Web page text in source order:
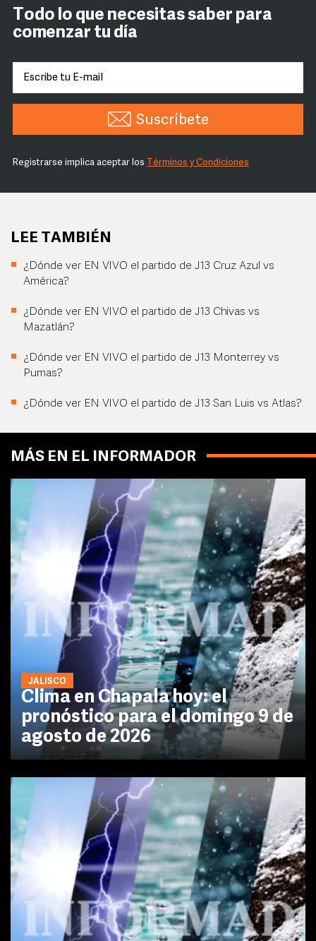
Todo lo que necesitas saber para
comenzar tu día
Suscríbete
Registrarse implica aceptar los Términos y Condiciones
LEE TAMBIÉN
¿Dónde ver EN VIVO el partido de J13 Cruz Azul vs
América?
¿Dónde ver EN VIVO el partido de J13 Chivas vs
Mazatlán?
¿Dónde ver EN VIVO el partido de J13 Monterrey vs
Pumas?
¿Dónde ver EN VIVO el partido de J13 San Luis vs Atlas?
MÁS EN EL INFORMADOR
JALISCO
Clima en Chapala hoy: el
pronóstico para el domingo 9 de
agosto de 2026